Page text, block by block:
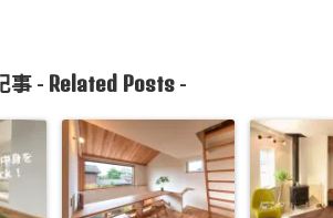
事 - Related Posts-